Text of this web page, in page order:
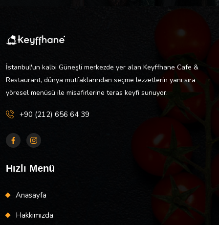
İstanbul'un kalbi Güneşli merkezde yer alan Keyffhane Cafe &
Restaurant, dünya mutfaklarından seçme lezzetlerin yanı sıra
yöresel menüsü ile misafirlerine teras keyfi sunuyor.
+90 (212) 656 64 39
Hızlı Menü
Anasayfa
Hakkımızda